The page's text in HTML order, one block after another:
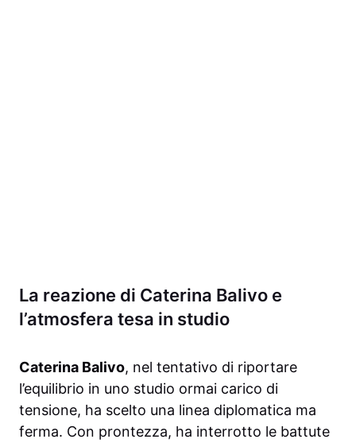
La reazione di Caterina Balivo e
l’atmosfera tesa in studio
Caterina Balivo, nel tentativo di riportare
l’equilibrio in uno studio ormai carico di
tensione, ha scelto una linea diplomatica ma
ferma. Con prontezza, ha interrotto le battute